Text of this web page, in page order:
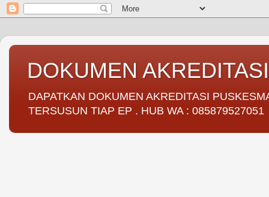
DOKUMEN
DAPATKAN DOKUMEN AKREDITASI
TERSUSUN TIAP EP . HUB WA : 085879527051